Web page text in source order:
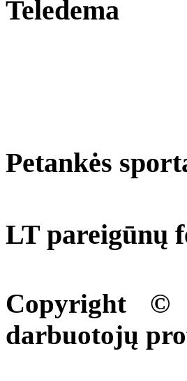
Teledema
Petankės
LT pareigūnų
Copyright ©
darbuotojų